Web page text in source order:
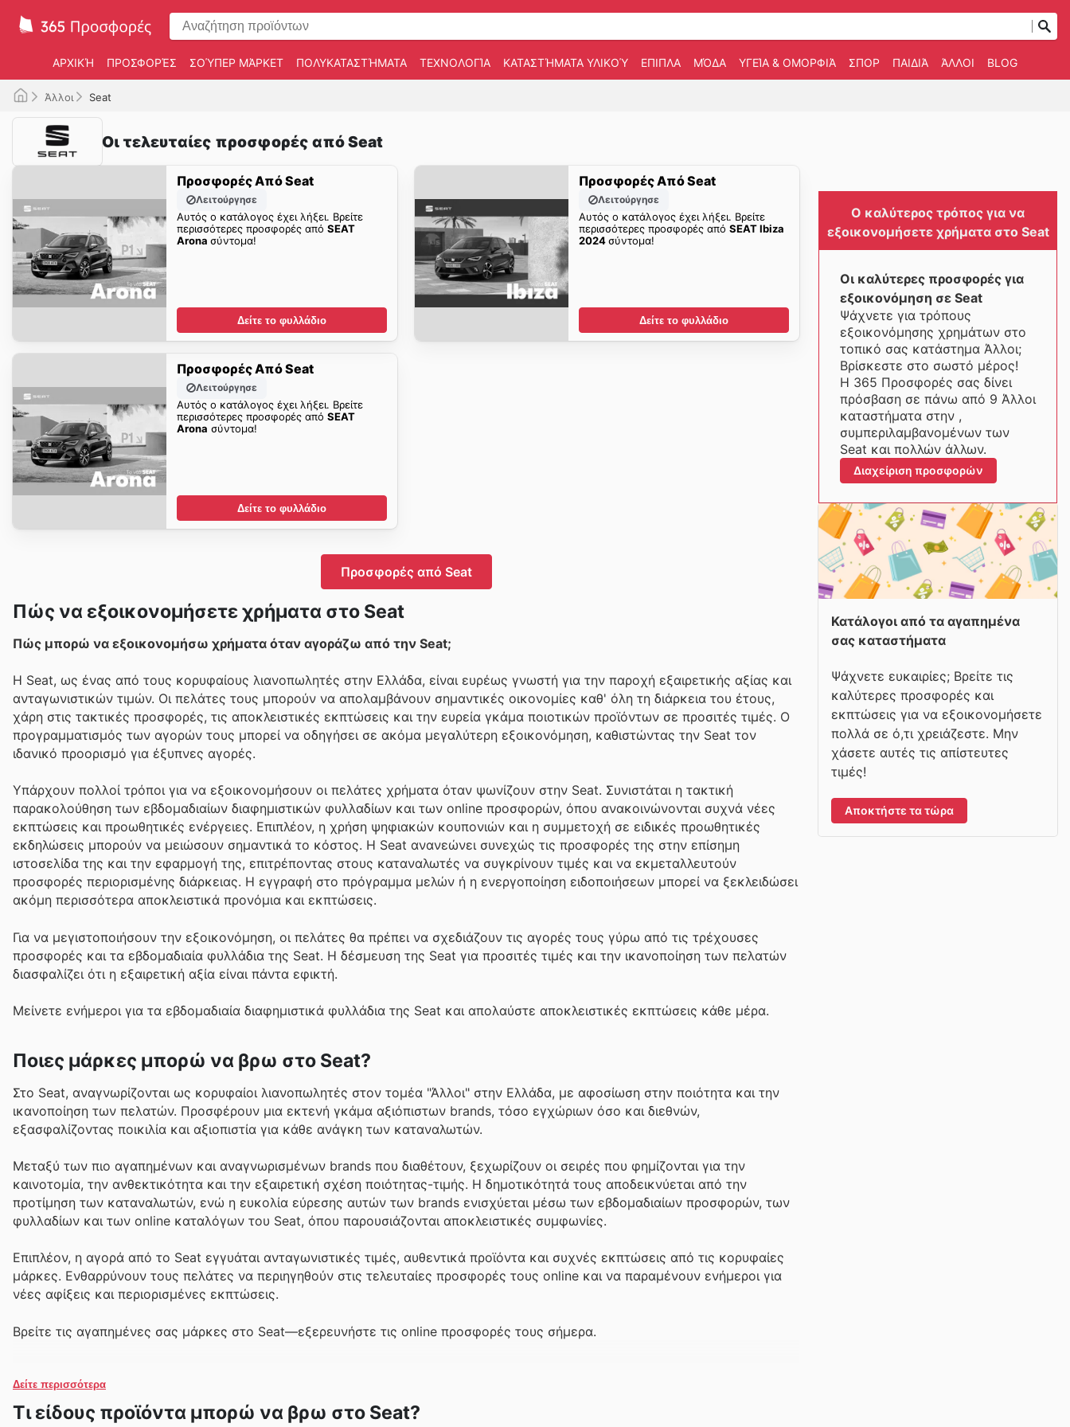
ΑΡΧΙΚΉ ΠΡΟΣΦΟΡΈΣ ΣΟΎΠΕΡ ΜΆΡΚΕΤ ΠΟΛΥΚΑΤΑΣΤΉΜΑΤΑ ΤΕΧΝΟΛΟΓΊΑ ΚΑΤΑΣΤΉΜΑΤΑ ΥΛΙΚΟΎ ΕΠΙΠΛΑ ΜΌΔΑ ΥΓΕΊΑ & ΟΜΟΡΦΙΆ ΣΠΟΡ ΠΑΙΔΙΆ ΆΛΛΟΙ BLOG
Άλλοι Seat
Οι τελευταίες προσφορές από Seat
Προσφορές Από Seat
Λειτούργησε
Αυτός ο κατάλογος έχει λήξει. Βρείτε
περισσότερες προσφορές από SEAT
Arona σύντομα!
Δείτε το φυλλάδιο
Προσφορές Από Seat
Λειτούργησε
Αυτός ο κατάλογος έχει λήξει. Βρείτε
περισσότερες προσφορές απόSEAT Ibiza
2024σύντομα!
Δείτε το φυλλάδιο
Προσφορές Από Seat
Λειτούργησε
Αυτός ο κατάλογος έχει λήξει. Βρείτε
περισσότερες προσφορές από SEAT
Arona σύντομα!
Δείτε το φυλλάδιο
Προσφορές από Seat
Πώς να εξοικονομήσετε χρήματα στο Seat
Πώς μπορώ να εξοικονομήσω χρήματα όταν αγοράζω από την Seat;
Η Seat, ως ένας από τους κορυφαίους λιανοπωλητές στην Ελλάδα, είναι ευρέως γνωστή για την παροχή εξαιρετικής αξίας και
ανταγωνιστικών τιμών. Οι πελάτες τους μπορούν να απολαμβάνουν σημαντικές οικονομίες καθ' όλη τη διάρκεια του έτους,
χάρη στις τακτικές προσφορές, τις αποκλειστικές εκπτώσεις και την ευρεία γκάμα ποιοτικών προϊόντων σε προσιτές τιμές. Ο
προγραμματισμός των αγορών τους μπορεί να οδηγήσει σε ακόμα μεγαλύτερη εξοικονόμηση, καθιστώντας την Seat τον
ιδανικό προορισμό για έξυπνες αγορές.
Υπάρχουν πολλοί τρόποι για να εξοικονομήσουν οι πελάτες χρήματα όταν ψωνίζουν στην Seat. Συνιστάται η τακτική
παρακολούθηση των εβδομαδιαίων διαφημιστικών φυλλαδίων και των online προσφορών, όπου ανακοινώνονται συχνά νέες
εκπτώσεις και προωθητικές ενέργειες. Επιπλέον, η χρήση ψηφιακών κουπονιών και η συμμετοχή σε ειδικές προωθητικές
εκδηλώσεις μπορούν να μειώσουν σημαντικά το κόστος. Η Seat ανανεώνει συνεχώς τις προσφορές της στην επίσημη
ιστοσελίδα της και την εφαρμογή της, επιτρέποντας στους καταναλωτές να συγκρίνουν τιμές και να εκμεταλλευτούν
προσφορές περιορισμένης διάρκειας. Η εγγραφή στο πρόγραμμα μελών ή η ενεργοποίηση ειδοποιήσεων μπορεί να ξεκλειδώσει
ακόμη περισσότερα αποκλειστικά προνόμια και εκπτώσεις.
Για να μεγιστοποιήσουν την εξοικονόμηση, οι πελάτες θα πρέπει να σχεδιάζουν τις αγορές τους γύρω από τις τρέχουσες
προσφορές και τα εβδομαδιαία φυλλάδια της Seat. Η δέσμευση της Seat για προσιτές τιμές και την ικανοποίηση των πελατών
διασφαλίζει ότι η εξαιρετική αξία είναι πάντα εφικτή.
Μείνετε ενήμεροι για τα εβδομαδιαία διαφημιστικά φυλλάδια της Seat και απολαύστε αποκλειστικές εκπτώσεις κάθε μέρα.
Ποιες μάρκες μπορώ να βρω στο Seat?
Στο Seat, αναγνωρίζονται ως κορυφαίοι λιανοπωλητές στον τομέα "Άλλοι" στην Ελλάδα, με αφοσίωση στην ποιότητα και την
ικανοποίηση των πελατών. Προσφέρουν μια εκτενή γκάμα αξιόπιστων brands, τόσο εγχώριων όσο και διεθνών,
εξασφαλίζοντας ποικιλία και αξιοπιστία για κάθε ανάγκη των καταναλωτών.
Μεταξύ των πιο αγαπημένων και αναγνωρισμένων brands που διαθέτουν, ξεχωρίζουν οι σειρές που φημίζονται για την
καινοτομία, την ανθεκτικότητα και την εξαιρετική σχέση ποιότητας-τιμής. Η δημοτικότητά τους αποδεικνύεται από την
προτίμηση των καταναλωτών, ενώ η ευκολία εύρεσης αυτών των brands ενισχύεται μέσω των εβδομαδιαίων προσφορών, των
φυλλαδίων και των online καταλόγων του Seat, όπου παρουσιάζονται αποκλειστικές συμφωνίες.
Επιπλέον, η αγορά από το Seat εγγυάται ανταγωνιστικές τιμές, αυθεντικά προϊόντα και συχνές εκπτώσεις από τις κορυφαίες
μάρκες. Ενθαρρύνουν τους πελάτες να περιηγηθούν στις τελευταίες προσφορές τους online και να παραμένουν ενήμεροι για
νέες αφίξεις και περιορισμένες εκπτώσεις.
Βρείτε τις αγαπημένες σας μάρκες στο Seat—εξερευνήστε τις online προσφορές τους σήμερα.
Δείτε περισσότερα
Τι είδους προϊόντα μπορώ να βρω στο Seat?
Ο καλύτερος τρόπος για να
εξοικονομήσετε χρήματα στο Seat
Οι καλύτερες προσφορές για
εξοικονόμηση σε Seat
Ψάχνετε για τρόπους
εξοικονόμησης χρημάτων στο
τοπικό σας κατάστημα Άλλοι;
Βρίσκεστε στο σωστό μέρος!
Η 365 Προσφορές σας δίνει
πρόσβαση σε πάνω από 9 Άλλοι
καταστήματα στην ,
συμπεριλαμβανομένων των
Seat και πολλών άλλων.
Διαχείριση προσφορών
Κατάλογοι από τα αγαπημένα
σας καταστήματα
Ψάχνετε ευκαιρίες; Βρείτε τις
καλύτερες προσφορές και
εκπτώσεις για να εξοικονομήσετε
πολλά σε ό,τι χρειάζεστε. Μην
χάσετε αυτές τις απίστευτες
τιμές!
Αποκτήστε τα τώρα